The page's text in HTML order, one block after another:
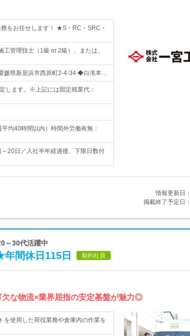
をお任せします！ ★S・RC・SRC・
管理技士（1級 or 2級）、または、
媛県新居浜市西原町2-4-34 ◆白滝本…
します。※上記には固定残業代：
均40時間以内）時間外労働有無：
20日／入社半年経過後、下限日数付
情報更新日：
掲載終了予定日：
～30代活躍中
間休日115日 契約社員
欠な物流×業界屈指の安定基盤が魅力◎
を使用した荷役業務や倉庫内の作業を